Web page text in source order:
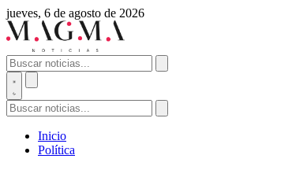
jueves, 6 de agosto de 2026
Inicio
Política